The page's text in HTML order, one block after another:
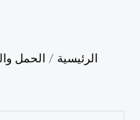
الرئيسية / الحمل